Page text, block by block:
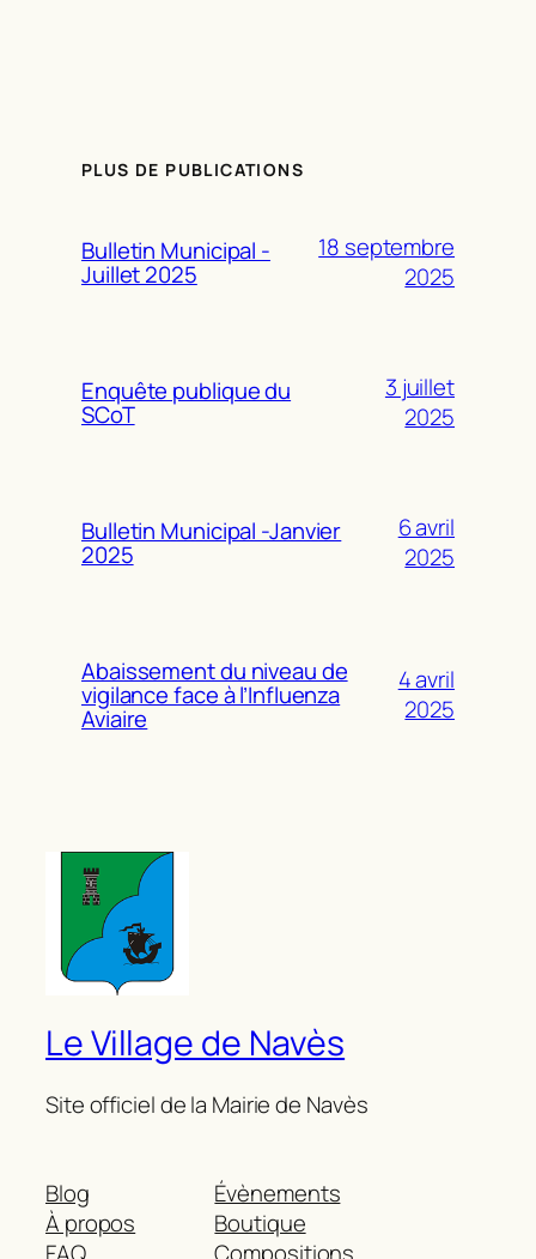
PLUS DE PUBLICATIONS
Bulletin Municipal -
Juillet 2025
18 septembre
2025
Enquête publique du
SCoT
3 juillet
2025
Bulletin Municipal -Janvier
2025
6 avril
2025
Abaissement du niveau de
vigilance face à l’Influenza
Aviaire
4 avril
2025
Le Village de Navès
Site officiel de la Mairie de Navès
Blog
À propos
Évènements
Boutique